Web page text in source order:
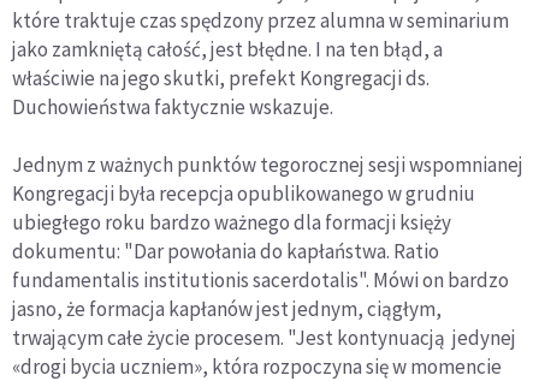
które traktuje czas spędzony przez alumna w seminarium
jako zamkniętą całość, jest błędne. I na ten błąd, a
właściwie na jego skutki, prefekt Kongregacji ds.
Duchowieństwa faktycznie wskazuje.
Jednym z ważnych punktów tegorocznej sesji wspomnianej
Kongregacji była recepcja opublikowanego w grudniu
ubiegłego roku bardzo ważnego dla formacji księży
dokumentu: "Dar powołania do kapłaństwa. Ratio
fundamentalis institutionis sacerdotalis". Mówi on bardzo
jasno, że formacja kapłanów jest jednym, ciągłym,
trwającym całe życie procesem. "Jest kontynuacją jedynej
«drogi bycia uczniem», która rozpoczyna się w momencie